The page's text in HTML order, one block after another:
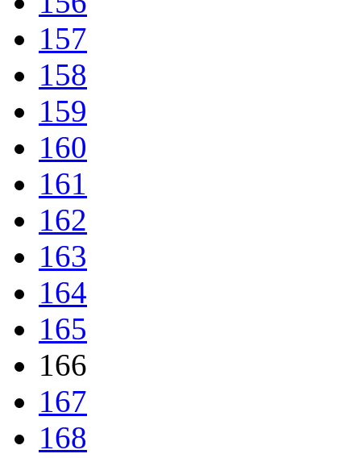
157
158
159
160
161
162
163
164
165
166
167
168